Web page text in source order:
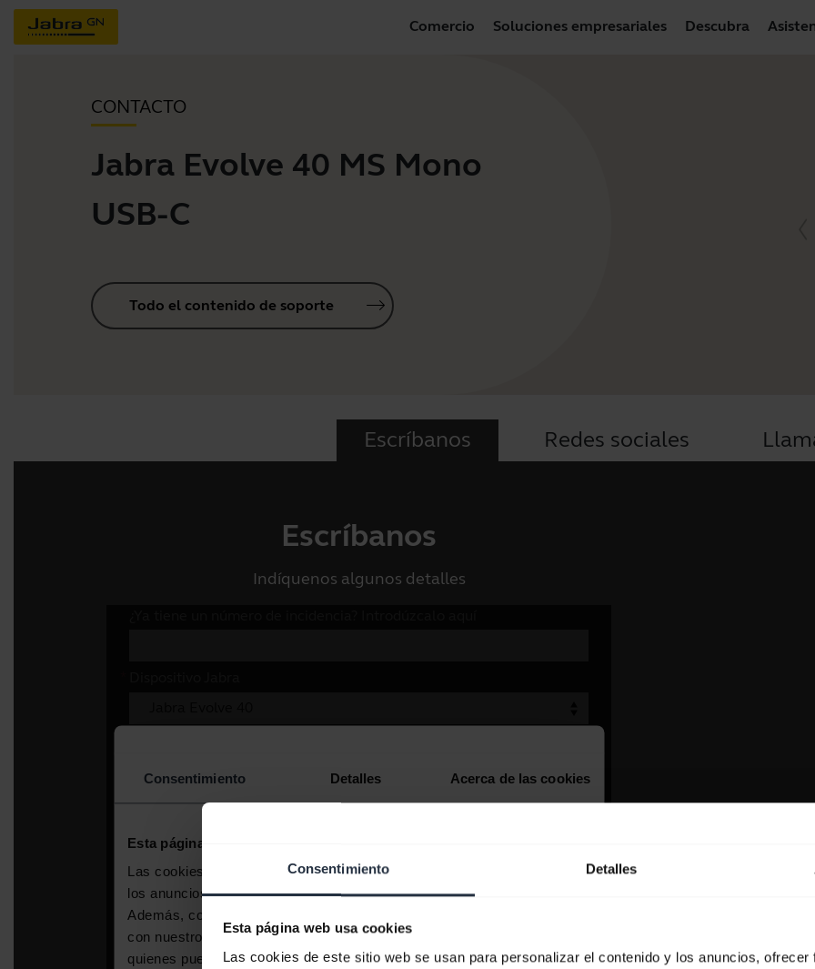
Consentimiento Detalles
Esta página web usa cookies
Las cookies de este sitio web se usan para personalizar el contenido y los anuncios,
Comercio Soluciones empresariales Descubra
CONTACTO
Jabra Evolve 40 MS Mono
USB-C
Todo el contenido de soporte
Escríbanos Redes sociales
Escríbanos
Indíquenos algunos detalles